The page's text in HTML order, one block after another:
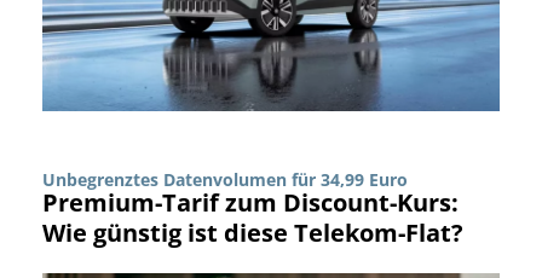
Unbegrenztes Datenvolumen für 34,99 Euro
Premium-Tarif zum Discount-Kurs:
Wie günstig ist diese Telekom-Flat?